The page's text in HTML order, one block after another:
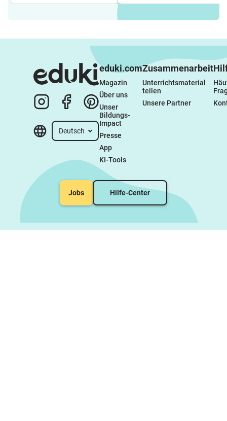
Deutsch
eduki.com
Magazin
Über uns
Unser
Bildungs-
Impact
Presse
App
KI-Tools
Zusammenarbeit
Unterrichtsmaterial
teilen
Unsere Partner
Jobs Hilfe-Center